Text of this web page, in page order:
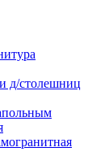
д/столешниц